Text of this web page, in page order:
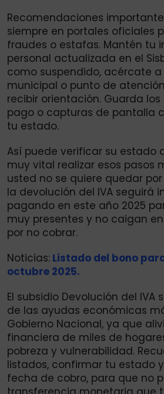
Recomendaciones
siempre en portales oficiales
fraudes o estafas. Mantén tu
personal actualizada en el
como suspendido, acércate
municipal o punto de
recibir orientación. Guarda
pago o capturas de pantalla
tu estado.
Así puede verificar su estado
muy vital realizar esos pasos
usted no se quiere quedar
la devolución del IVA seguirá
pagando en este año 2025
muy presentes y no caigan
por no cobrar.
Noticias: Listado del bono
octubre 2025.
El subsidio Devolución del IVA
de las ayudas económicas
Gobierno Nacional, ya que
financiera de miles de
pobreza y vulnerabilidad.
listados, confirmar tu estado
fecha de cobro, para que no